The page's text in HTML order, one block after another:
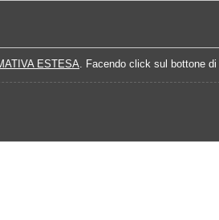
ESTESA. Facendo click sul bottone